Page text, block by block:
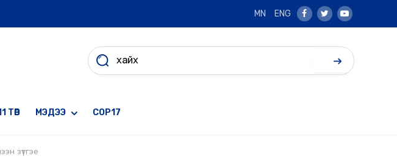
MN ENG
Facebook
TwitterYoutube
ТӨВ МЭДЭЭ COP17
зүтгэе